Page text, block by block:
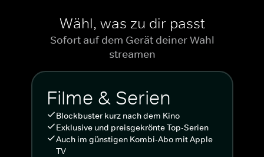
Wähl, was zu dir passt
Sofort auf dem Gerät deiner Wahl
streamen
Filme & Serien
Blockbuster kurz nach dem Kino
Exklusive und preisgekrönte Top-Serien
Auch im günstigen Kombi-Abo mit Apple
TV